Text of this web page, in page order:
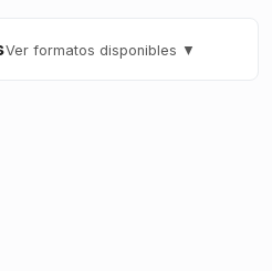
Ver formatos disponibles ▼